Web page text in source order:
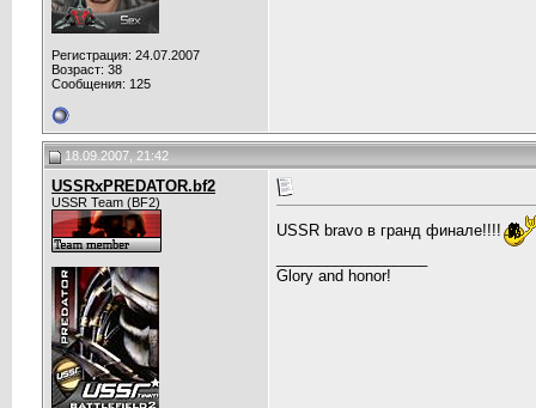
Регистрация: 24.07.2007
Возраст: 38
Сообщения: 125
18.09.2007, 21:42
USSRxPREDATOR.bf2
USSR Team (BF2)
USSR bravo в гранд финале!!!!
Glory and honor!